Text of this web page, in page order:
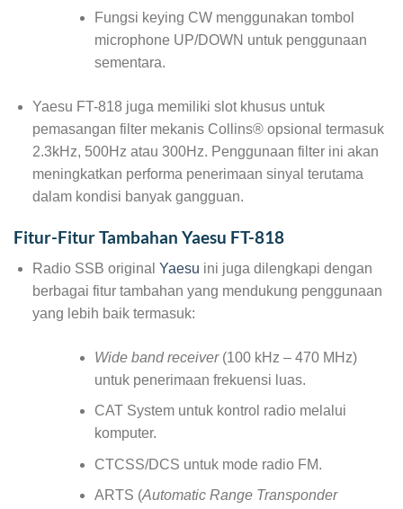
Fungsi keying CW menggunakan tombol
microphone UP/DOWN untuk penggunaan
sementara.
Yaesu FT-818 juga memiliki slot khusus untuk
pemasangan filter mekanis Collins® opsional termasuk
2.3kHz, 500Hz atau 300Hz. Penggunaan filter ini akan
meningkatkan performa penerimaan sinyal terutama
dalam kondisi banyak gangguan.
Fitur-Fitur Tambahan Yaesu FT-818
Radio SSB original Yaesu ini juga dilengkapi dengan
berbagai fitur tambahan yang mendukung penggunaan
yang lebih baik termasuk:
Wide band receiver(100 kHz – 470 MHz)
untuk penerimaan frekuensi luas.
CAT System untuk kontrol radio melalui
komputer.
CTCSS/DCS untuk mode radio FM.
ARTS (Automatic Range Transponder